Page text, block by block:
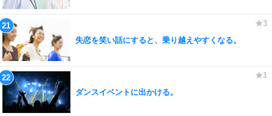
失恋を笑い話にすると、乗り越えやすくなる。
ダンスイベントに出かける。